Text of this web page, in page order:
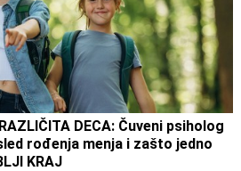
DECA: Čuveni psiholog
rođenja menja i zašto jedno
KRAJ